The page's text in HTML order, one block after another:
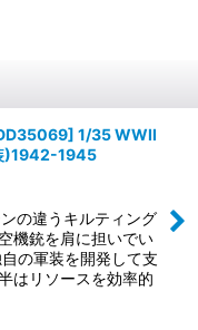
1/35 WWII
)1942-1945
の違うキルティング
機銃を肩に担いでい
の軍装を開発して支
はリソースを効率的